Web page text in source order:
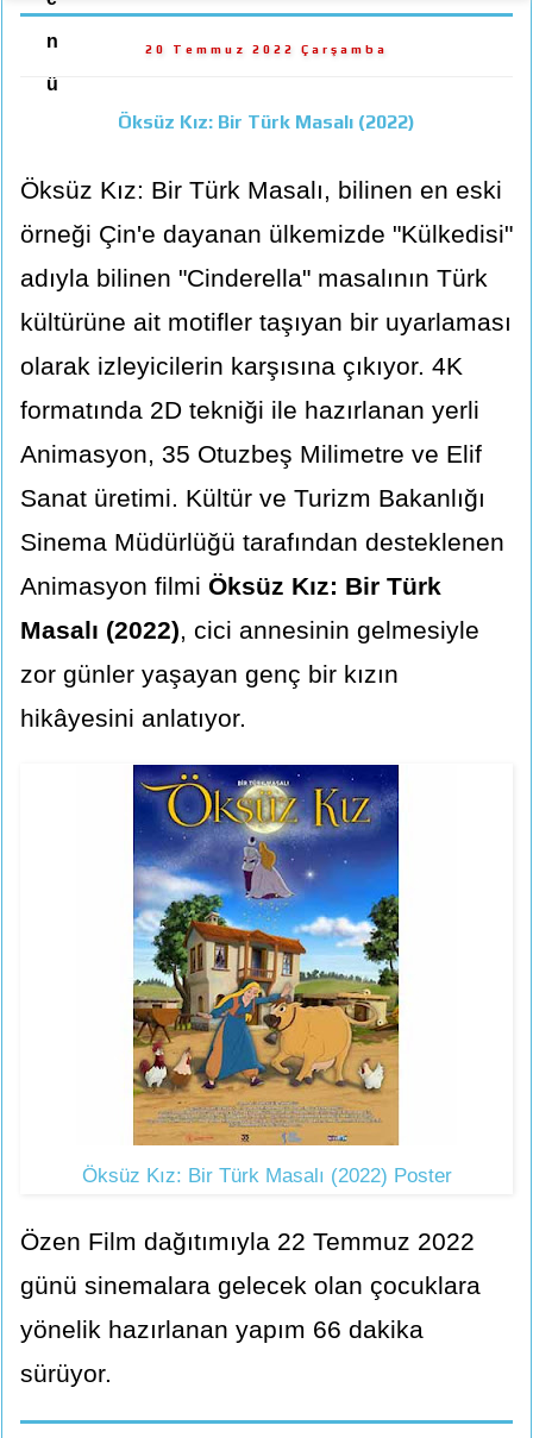
n
ü
20 Temmuz 2022 Çarşamba
Öksüz Kız: Bir Türk Masalı (2022)
Öksüz Kız: Bir Türk Masalı, bilinen en eski
örneği Çin'e dayanan ülkemizde "Külkedisi"
adıyla bilinen "Cinderella" masalının Türk
kültürüne ait motifler taşıyan bir uyarlaması
olarak izleyicilerin karşısına çıkıyor. 4K
formatında 2D tekniği ile hazırlanan yerli
Animasyon, 35 Otuzbeş Milimetre ve Elif
Sanat üretimi. Kültür ve Turizm Bakanlığı
Sinema Müdürlüğü tarafından desteklenen
Animasyon filmi Öksüz Kız: Bir Türk
Masalı (2022) , cici annesinin gelmesiyle
zor günler yaşayan genç bir kızın
hikâyesini anlatıyor.
Öksüz Kız: Bir Türk Masalı (2022) Poster
Özen Film dağıtımıyla 22 Temmuz 2022
günü sinemalara gelecek olan çocuklara
yönelik hazırlanan yapım 66 dakika
sürüyor.